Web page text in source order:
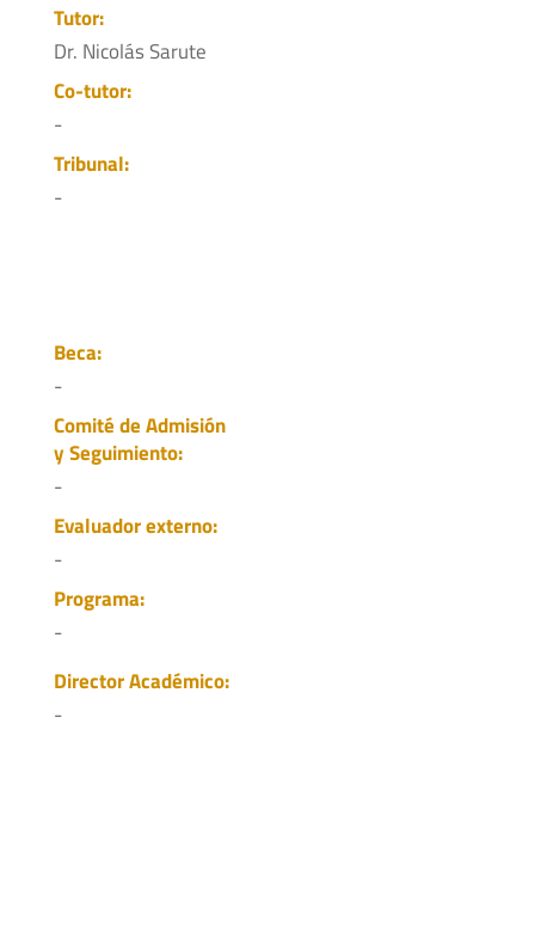
Tutor:
Dr. Nicolás Sarute
Co-tutor:
-
Tribunal:
-
Beca:
-
Comité de Admisión
y Seguimiento:
-
Evaluador externo:
-
Programa:
-
Director Académico:
-